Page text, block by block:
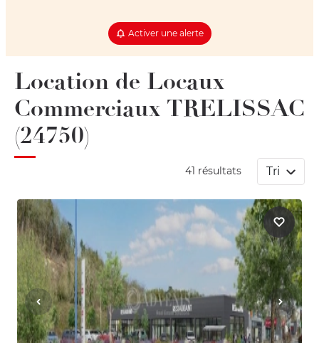
Activer une alerte
Location de Locaux
Commerciaux TRELISSAC
(24750)
41 résultats Tri